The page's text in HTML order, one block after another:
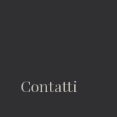
Contatti